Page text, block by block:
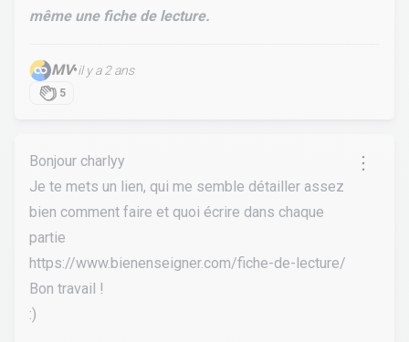
même une fiche de lecture.
MV•il y a 2 ans
5
Bonjour charlyy
Je te mets un lien, qui me semble détailler assez
bien comment faire et quoi écrire dans chaque
partie
https://www.bienenseigner.com/fiche-de-lecture/
Bon travail !
:)